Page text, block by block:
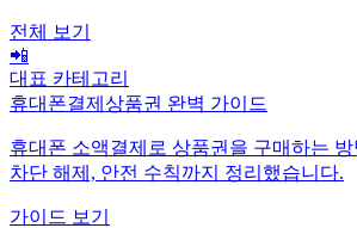
전체 보기
📲
대표 카테고리
휴대폰결제상품권 완벽 가이드
휴대폰 소액결제로 상품권을 구매하는
차단 해제, 안전 수칙까지 정리했습니다.
가이드 보기